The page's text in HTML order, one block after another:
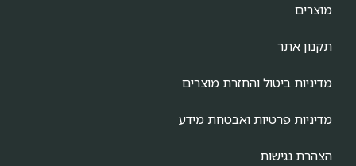
מוצרים
תקנון אתר
מדיניות ביטול והחזרת מוצרים
מדיניות פרטיות ואבטחת מידע
הצהרת נגישות